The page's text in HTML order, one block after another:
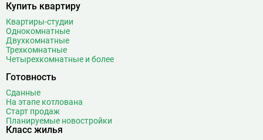
Беговая
Беломорская
Белорусская
Беляево
Бибирево
Библиотека имени Ленина
Битцевский парк
Борисово
Боровицкая
Боровское шоссе
Купить квартиру
Квартиры-студии
Однокомнатные
Двухкомнатные
Трехкомнатные
Четырехкомнатные и более
Готовность
Сданные
На этапе котлована
Старт продаж
Планируемые новостройки
Класс жилья